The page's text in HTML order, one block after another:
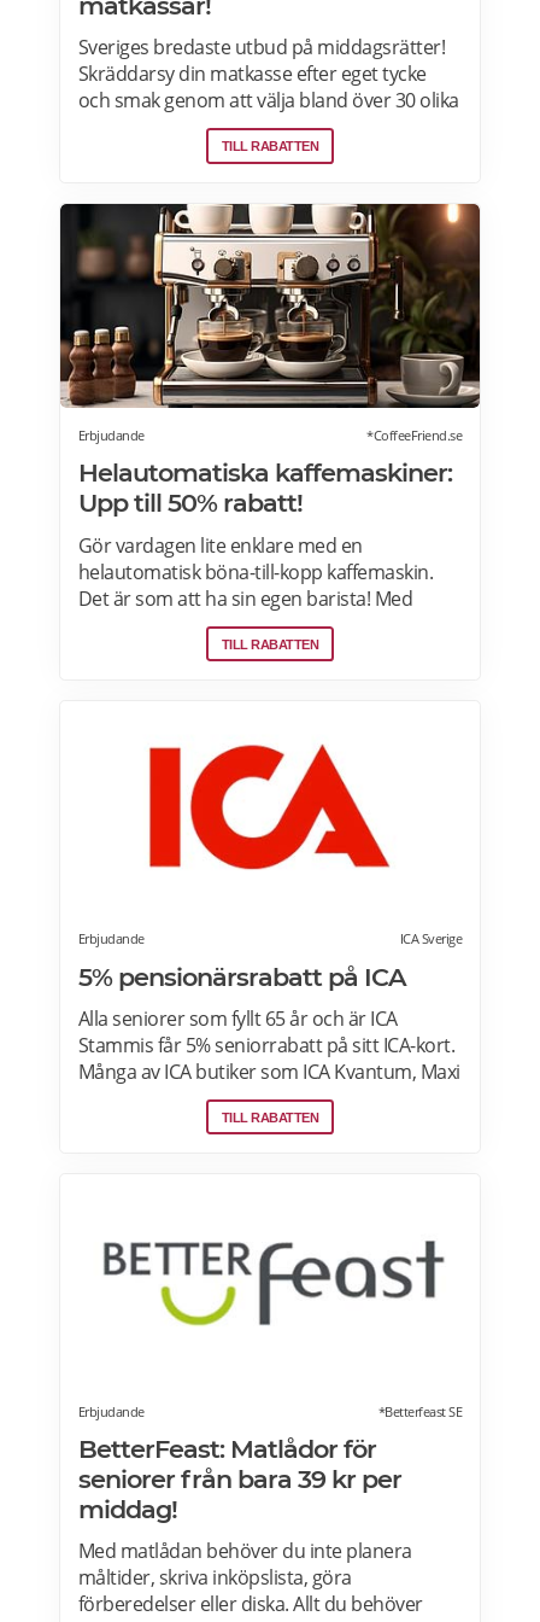
Sveriges bredaste utbud på middagsrätter!
Skräddarsy din matkasse efter eget tycke
och smak genom att välja bland över 30 olika
rätter – varje vecka! Din matkasse levereras
direkt till din dörr. Du kan skräddarsy din
maträtter. Läs mer och upptäck hela meny!
TILL RABATTEN
Erbjudande *CoffeeFriend.se
Helautomatiska kaffemaskiner:
Upp till 50% rabatt!
Gör vardagen lite enklare med en
helautomatisk böna-till-kopp kaffemaskin.
Det är som att ha sin egen barista! Med
kaffemaskiner har du möjlighet att finjustera
styrka, temperatur, arominställning
TILL RABATTEN
Erbjudande ICA Sverige
5% pensionärsrabatt på ICA
Alla seniorer som fyllt 65 år och är ICA
Stammis får 5% seniorrabatt på sitt ICA-kort.
Många av ICA butiker som ICA Kvantum, Maxi
Stormarknad eller ICA Supermarket erbjuder
pensionärsrabatt. Läs mer om vilken ICA-
pensionärsrabatter på ICA här.
TILL RABATTEN
Erbjudande *Betterfeast SE
BetterFeast: Matlådor för
seniorer från bara 39 kr per
middag!
Med matlådan behöver du inte planera
måltider, skriva inköpslista, göra
förberedelser eller diska. Allt du behöver